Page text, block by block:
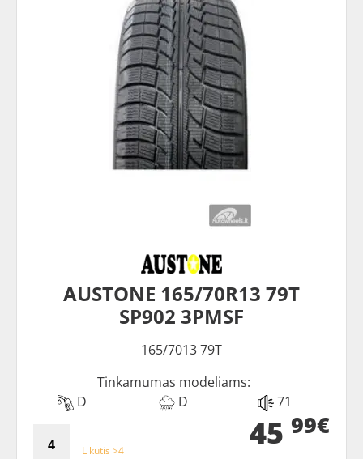
AUSTONE 165/70R13 79T
SP902 3PMSF
165/7013 79T
Tinkamumas modeliams:
D
D 71
Likutis >4 45 99€